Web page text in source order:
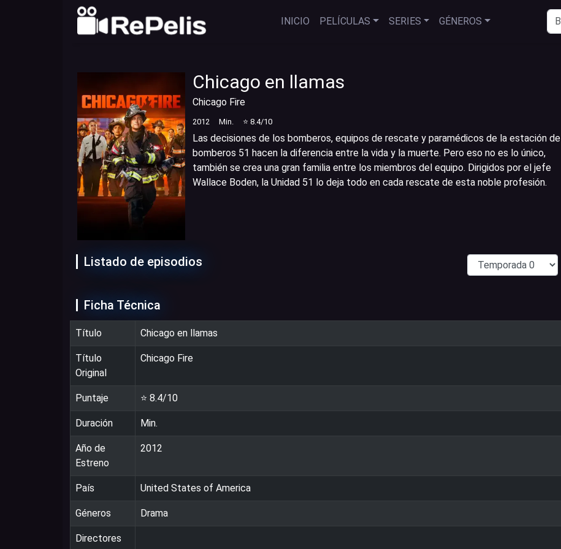
INICIO PELÍCULAS SERIES GÉNEROS
Chicago en llamas
Chicago Fire
2012 Min. ⭐ 8.4/10
Las decisiones de los bomberos, equipos de rescate y paramédicos de la estación de
bomberos 51 hacen la diferencia entre la vida y la muerte. Pero eso no es lo único,
también se crea una gran familia entre los miembros del equipo. Dirigidos por el jefe
Wallace Boden, la Unidad 51 lo deja todo en cada rescate de esta noble profesión.
Listado de episodios
Ficha Técnica
Título Chicago en llamas
Título
Original
Chicago Fire
Puntaje ⭐ 8.4/10
Duración Min.
Año de
Estreno
2012
País United States of America
Géneros Drama
Directores